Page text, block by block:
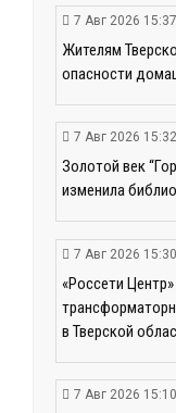
7 Авг 2026 15:37
Жителям
опасности
7 Авг 2026 15:32
Золотой век
изменила
7 Авг 2026 15:30
«Россети
в Тверской
7 Авг 2026 15:10